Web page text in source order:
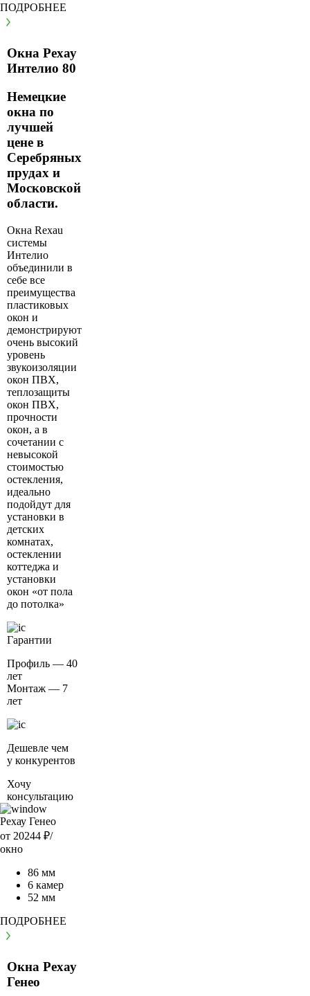
ПОДРОБНЕЕ
Окна Рехау
Интелио 80
Немецкие
окна по
лучшей
цене в
Серебряных
прудах и
Московской
области.
Окна Rexau
системы
Интелио
объединили в
себе все
преимущества
пластиковых
окон и
демонстрируют
очень высокий
уровень
звукоизоляции
окон ПВХ,
теплозащиты
окон ПВХ,
прочности
окон, а в
сочетании с
невысокой
стоимостью
остекления,
идеально
подойдут для
установки в
детских
комнатах,
остеклении
коттеджа и
установки
окон «от пола
до потолка»
Гарантии
Профиль — 40
лет
Монтаж — 7
лет
Дешевле чем
у конкурентов
Хочу
консультацию
Рехау Генео
от 20244 ₽/
окно
86 мм
6 камер
52 мм
ПОДРОБНЕЕ
Окна Рехау
Генео